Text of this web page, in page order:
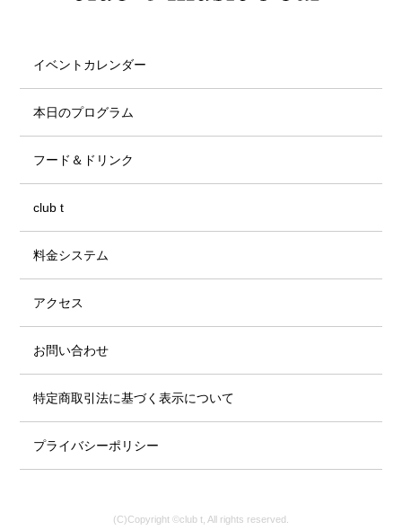
イベントカレンダー
本日のプログラム
フード＆ドリンク
club t
料金システム
アクセス
お問い合わせ
特定商取引法に基づく表示について
プライバシーポリシー
(C)Copyright ©club t, All rights reserved.